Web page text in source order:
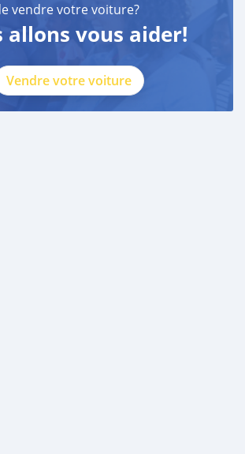
vendre votre voiture?
allons vous aider!
Vendre votre voiture